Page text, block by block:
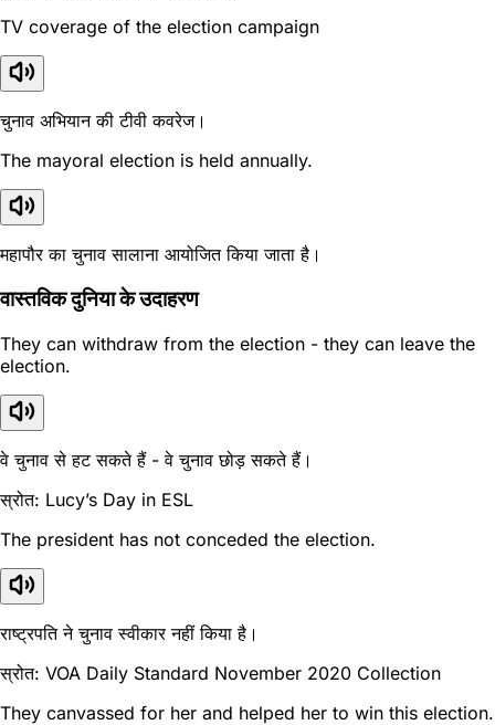
TV coverage of the election campaign
चुनाव अभियान की टीवी कवरेज।
The mayoral election is held annually.
महापौर का चुनाव सालाना आयोजित किया जाता है।
वास्तविक दुनिया के उदाहरण
They can withdraw from the election - they can leave the
election.
वे चुनाव से हट सकते हैं - वे चुनाव छोड़ सकते हैं।
स्रोत: Lucy’s Day in ESL
The president has not conceded the election.
राष्ट्रपति ने चुनाव स्वीकार नहीं किया है।
स्रोत: VOA Daily Standard November 2020 Collection
They canvassed for her and helped her to win this election.